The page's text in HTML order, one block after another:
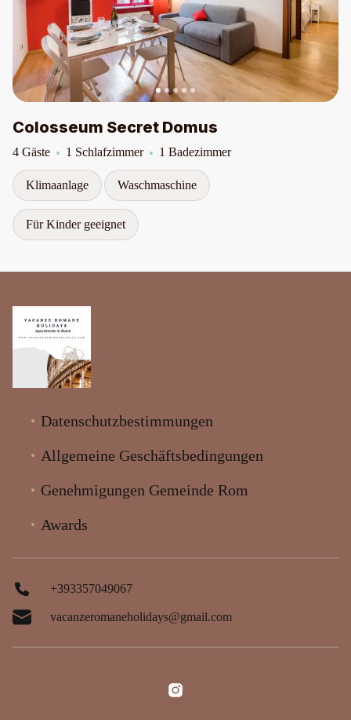
Colosseum Secret Domus
4 Gäste 1 Schlafzimmer 1 Badezimmer
Klimaanlage Waschmaschine
Für Kinder geeignet
Datenschutzbestimmungen
Allgemeine Geschäftsbedingungen
Genehmigungen Gemeinde Rom
Awards
+393357049067
vacanzeromaneholidays@gmail.com